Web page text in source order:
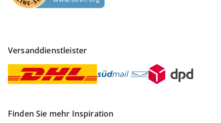
Versanddienstleister
Finden Sie mehr Inspiration